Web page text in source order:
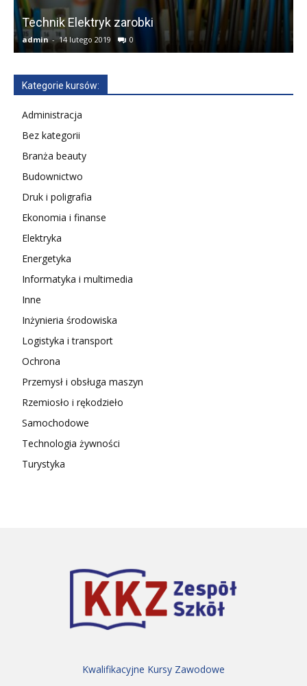
Technik Elektryk zarobki
admin - 14 lutego 2019 0
Kategorie kursów:
Administracja
Bez kategorii
Branża beauty
Budownictwo
Druk i poligrafia
Ekonomia i finanse
Elektryka
Energetyka
Informatyka i multimedia
Inne
Inżynieria środowiska
Logistyka i transport
Ochrona
Przemysł i obsługa maszyn
Rzemiosło i rękodzieło
Samochodowe
Technologia żywności
Turystyka
Kwalifikacyjne Kursy Zawodowe